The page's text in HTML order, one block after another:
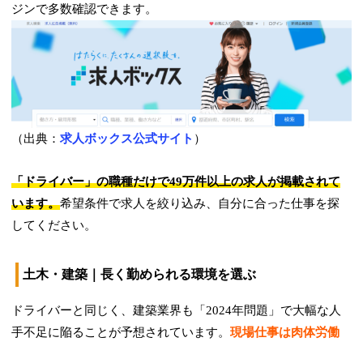
ジンで多数確認できます。
（出典：求人ボックス公式サイト ）
「ドライバー」の職種だけで49万件以上の求人が掲載されて
います。希望条件で求人を絞り込み、自分に合った仕事を探
してください。
土木・建築｜長く勤められる環境を選ぶ
ドライバーと同じく、建築業界も「2024年問題」で大幅な人
手不足に陥ることが予想されています。現場仕事は肉体労働